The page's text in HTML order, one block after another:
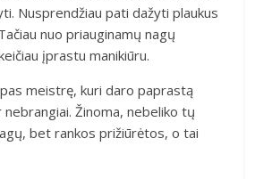
Nusprendžiau pati dažyti plaukus
nuo priauginamų nagų
įprastu manikiūru.
meistrę, kuri daro paprastą
Žinoma, nebeliko tų
bet rankos prižiūrėtos, o tai